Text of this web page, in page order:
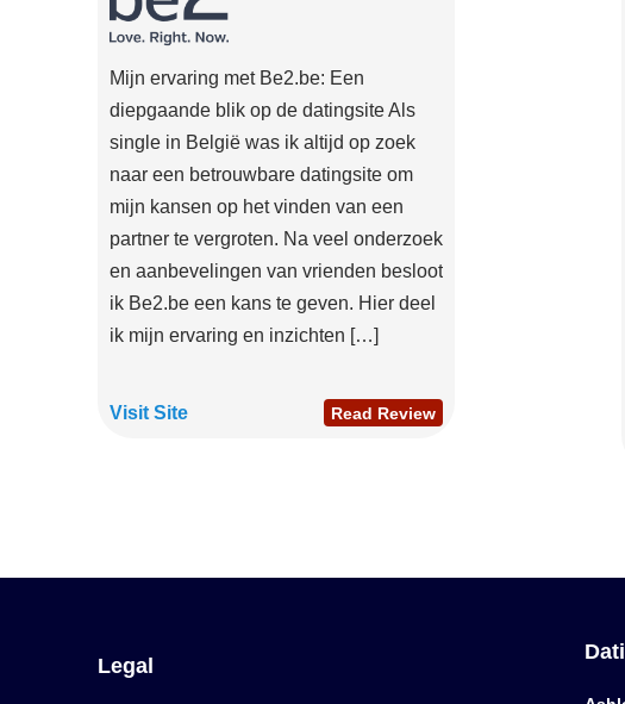
Mijn ervaring met Be2.be: Een
diepgaande blik op de datingsite Als
single in België was ik altijd op zoek
naar een betrouwbare datingsite om
mijn kansen op het vinden van een
partner te vergroten. Na veel onderzoek
en aanbevelingen van vrienden besloot
ik Be2.be een kans te geven. Hier deel
ik mijn ervaring en inzichten […]
Visit Site Read Review
Legal